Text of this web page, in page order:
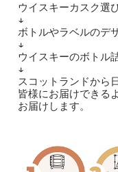
ウイスキーカスク選
↓
ボトルやラベルのデ
↓
ウイスキーのボトル
↓
スコットランドから
皆様にお届けできる
お届けします。